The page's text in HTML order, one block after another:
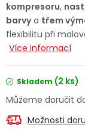
Jaký je aktuální
Velkoobchodní
Servis nářadí
Doprava a
kompresoru,
barvya třem
flexibilitu při
Více informací
Skladem (2 ks)
Možnosti